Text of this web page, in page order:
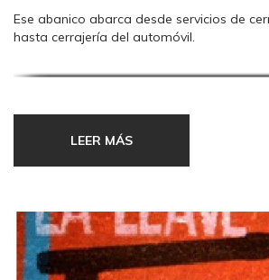
Ese abanico abarca desde servicios de
hasta cerrajería del automóvil.
Disponemos de grandes alternativas a la
todo cuando nos gastamos el dinero,
las decisiones que tomamos.
Por ello, nuestro amplio abanico de
LEER MÁS